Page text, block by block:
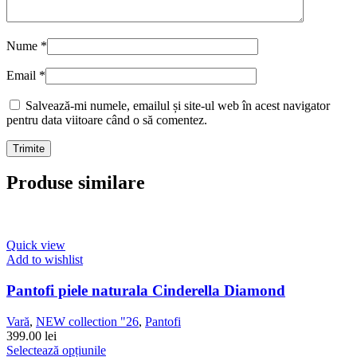
Nume *
Email *
Salvează-mi numele, emailul și site-ul web în acest navigator
pentru data viitoare când o să comentez.
Produse similare
Quick view
Add to wishlist
Pantofi piele naturala Cinderella Diamond
Vară, NEW collection "26, Pantofi
399.00 lei
Selectează opțiunileAcest